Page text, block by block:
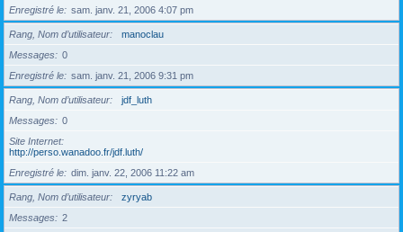
Enregistré le
sam. janv. 21, 2006 4:07 pm
Rang, Nom d’utilisateur
manoclau
Messages
0
Enregistré le
sam. janv. 21, 2006 9:31 pm
Rang, Nom d’utilisateur
jdf_luth
Messages
0
Site Internet
http://perso.wanadoo.fr/jdf.luth/
Enregistré le
dim. janv. 22, 2006 11:22 am
Rang, Nom d’utilisateur
zyryab
Messages
2